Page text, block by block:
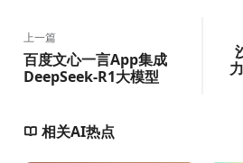
上一篇
百度文心一言App集成
DeepSeek-R1大模型
相关AI热点